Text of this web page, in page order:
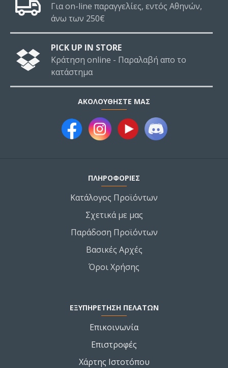
Για on-line παραγγελίες, εντός Αθηνών,
άνω των 250€
PICK UP IN STORE
Κράτηση online - Παραλαβή απο το
κατάστημα
ΑΚΟΛΟΥΘΉΣΤΕ ΜΑΣ
ΠΛΗΡΟΦΟΡΙΕΣ
Κατάλογος Προϊόντων
Σχετικά με μας
Παράδοση Προϊόντων
Βασικές Αρχές
Όροι Χρήσης
ΕΞΥΠΗΡΕΤΗΣΗ ΠΕΛΑΤΩΝ
Επικοινωνία
Επιστροφές
Χάρτης Ιστοτόπου